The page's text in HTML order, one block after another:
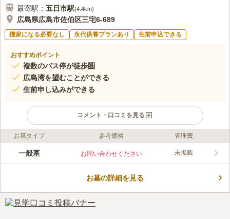
最寄駅： 五日市駅(4.4km)
広島県広島市佐伯区三宅6-689
檀家になる必要なし 永代供養プランあり 生前申込できる
おすすめポイント
複数のバス停が徒歩圏
広島湾を望むことができる
生前申し込みができる
コメント・口コミを見る
ライフドット編集部のコメント
広島湾を眼下に望むことができる、小高い山の上に位置する霊園
ルフ場も見られる緑豊かな場所にあります。 街灯が設置されて
嬉しいポイントです。
口コミ評価
お墓タイプ 参考価格 管理費
一般墓 お問い合わせください 未掲載
お墓の詳細を見る